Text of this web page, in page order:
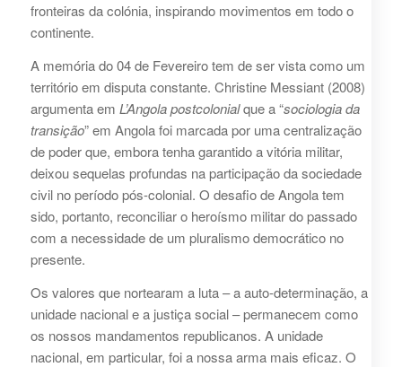
fronteiras da colónia, inspirando movimentos em todo o
continente.
A memória do 04 de Fevereiro tem de ser vista como um
território em disputa constante. Christine Messiant (2008)
argumenta em L’Angola postcolonialque a “sociologia da
transição” em Angola foi marcada por uma centralização
de poder que, embora tenha garantido a vitória militar,
deixou sequelas profundas na participação da sociedade
civil no período pós-colonial. O desafio de Angola tem
sido, portanto, reconciliar o heroísmo militar do passado
com a necessidade de um pluralismo democrático no
presente.
Os valores que nortearam a luta – a auto-determinação, a
unidade nacional e a justiça social – permanecem como
os nossos mandamentos republicanos. A unidade
nacional, em particular, foi a nossa arma mais eficaz. O